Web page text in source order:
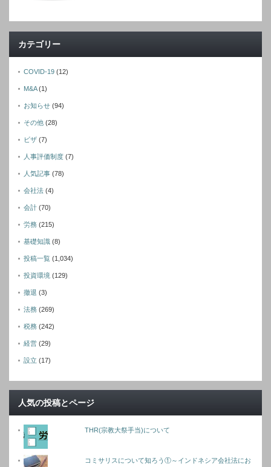
カテゴリー
COVID-19 (12)
M&A(1)
お知らせ (94)
その他 (28)
ビザ (7)
人事評価制度 (7)
人気記事 (78)
会社法 (4)
会計 (70)
労務 (215)
基礎知識 (8)
投稿一覧 (1,034)
投資環境 (129)
撤退 (3)
法務 (269)
税務 (242)
経営 (29)
設立 (17)
人気の投稿とページ
THR(宗教大祭手当)について
コミサリスについて知ろう①～インドネシア会社法にお